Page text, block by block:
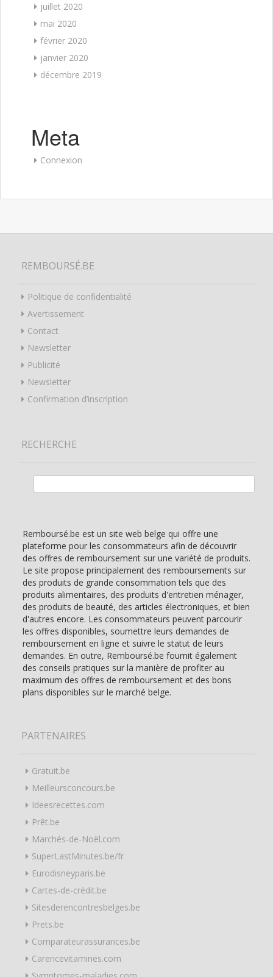
juillet 2020
mai 2020
février 2020
janvier 2020
décembre 2019
Meta
Connexion
REMBOURSÉ.BE
Politique de confidentialité
Avertissement
Contact
Newsletter
Publicité
Newsletter
Confirmation d’inscription
RECHERCHE
Remboursé.be est un site web belge qui offre une
plateforme pour les consommateurs afin de découvrir
des offres de remboursement sur une variété de produits.
Le site propose principalement des remboursements sur
des produits de grande consommation tels que des
produits alimentaires, des produits d'entretien ménager,
des produits de beauté, des articles électroniques, et bien
d'autres encore. Les consommateurs peuvent parcourir
les offres disponibles, soumettre leurs demandes de
remboursement en ligne et suivre le statut de leurs
demandes. En outre, Remboursé.be fournit également
des conseils pratiques sur la manière de profiter au
maximum des offres de remboursement et des bons
plans disponibles sur le marché belge.
PARTENAIRES
Gratuit.be
Meilleursconcours.be
Ideesrecettes.com
Prêt.be
Marchés-de-Noël.com
SuperLastMinutes.be/fr
Eurodisneyparis.be
Cartes-de-crédit.be
Sitesderencontresbelges.be
Prets.be
Comparateurassurances.be
Carencevitamines.com